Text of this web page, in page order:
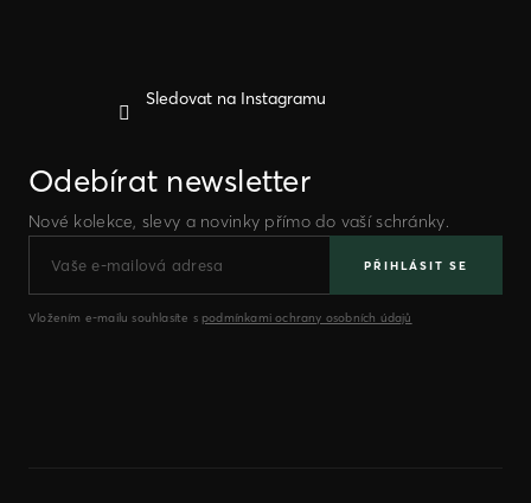
Sledovat na Instagramu
Odebírat newsletter
Nové kolekce, slevy a novinky přímo do vaší schránky.
PŘIHLÁSIT SE
Vložením e-mailu souhlasíte s podmínkami ochrany osobních údajů